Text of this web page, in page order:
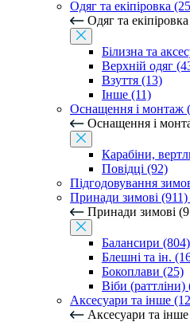
Одяг та екіпіровка
Одяг та
Білизна та
Верхній одяг
Взуття (13)
Інше (11)
Оснащення і монтаж
Оснащення і
Карабіни,
Повідці (92)
Підгодовування
Принади зимові (911)
Принади зимові
Балансири (804)
Блешні та ін.
Бокоплави (25)
Віби (раттліни)
Аксесуари та інше
Аксесуари та